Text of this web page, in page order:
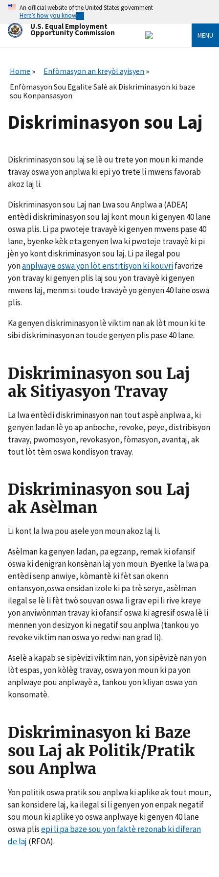
Skip
main
content
An official website of the United States government
Here’s how you know
U.S. Equal Employment
Opportunity Commission MENU
Home
Enfòmasyon an kreyòl ayisyen
Enfòmasyon Sou Egalite Salè ak Diskriminasyon ki baze
sou Konpansasyon
Diskriminasyon sou Laj
Diskriminasyon sou laj se lè ou trete yon moun ki mande
travay oswa yon anplwa ki epi yo trete li mwens favorab
akoz laj li.
Diskriminasyon sou Laj nan Lwa sou Anplwa a (ADEA)
entèdi diskriminasyon sou laj kont moun ki genyen 40 lane
oswa plis. Li pa pwoteje travayè ki genyen mwens pase 40
lane, byenke kèk eta genyen lwa ki pwoteje travayè ki pi
jèn yo kont diskriminasyon sou laj. Li pa ilegal pou
yonanplwaye oswa yon lòt enstitisyon ki kouvrifavorize
yon travay ki genyen plis laj sou yon travayè ki genyen
mwens laj, menm si toude travayè yo genyen 40 lane oswa
plis.
Ka genyen diskriminasyon lè viktim nan ak lòt moun ki te
sibi diskriminasyon an toude genyen plis pase 40 lane.
Diskriminasyon sou Laj
ak Sitiyasyon Travay
La lwa entèdi diskriminasyon nan tout aspè anplwa a, ki
genyen ladan lè yo ap anboche, revoke, peye, distribisyon
travay, pwomosyon, revokasyon, fòmasyon, avantaj, ak
tout lòt tèm oswa kondisyon travay.
Diskriminasyon sou Laj
ak Asèlman
Li kont la lwa pou asele yon moun akoz laj li.
Asèlman ka genyen ladan, pa egzanp, remak ki ofansif
oswa ki denigran konsènan laj yon moun. Byenke la lwa pa
entèdi senp anwiye, kòmantè ki fèt san okenn
entansyon,oswa ensidan izole ki pa trè serye, asèlman
ilegal se lè li fèt twò souvan oswa li grav epi li rive kreye
yon anviwònman travay ki ofansif oswa ki agresif oswa lè li
mennen yon desizyon ki negatif sou anplwa (tankou yo
revoke viktim nan oswa yo redwi nan grad li).
Aselè a kapab se sipèvizi viktim nan, yon sipèvizè nan yon
lòt espas, yon kòlèg travay, oswa yon moun ki pa yon
anplwaye pou anplwayè a, tankou yon kliyan oswa yon
konsomatè.
Diskriminasyon ki Baze
sou Laj ak Politik/Pratik
sou Anplwa
Yon politik oswa pratik sou anplwa ki aplike ak tout moun,
san konsidere laj, ka ilegal si li genyen yon enpak negatif
sou moun ki aplike yo oswa anplwaye ki genyen 40 lane
oswa plisepi li pa baze sou yon faktè rezonab ki diferan
de laj (RFOA).